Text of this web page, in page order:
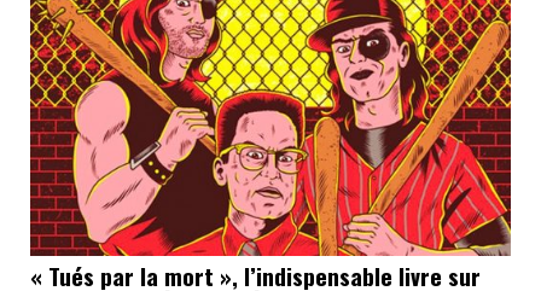
« Tués par la mort », l’indispensable livre sur